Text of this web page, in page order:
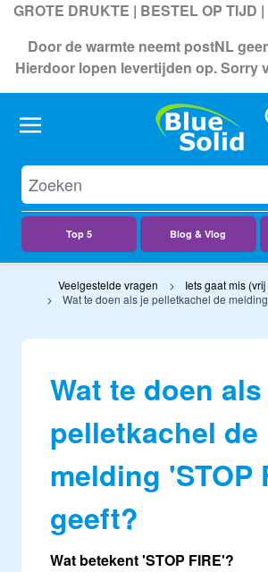
GROTE DRUKTE | BESTEL OP TIJD |
Door de warmte neemt postNL
Hierdoor lopen levertijden op. Sorry
Top 5 Blog & Vlog
Veelgestelde vragen
Iets gaat mis
Wat te doen als je pelletkachel de
Wat te doen
pelletkachel de
melding 'STOP
geeft?
Wat betekent 'STOP FIRE'?